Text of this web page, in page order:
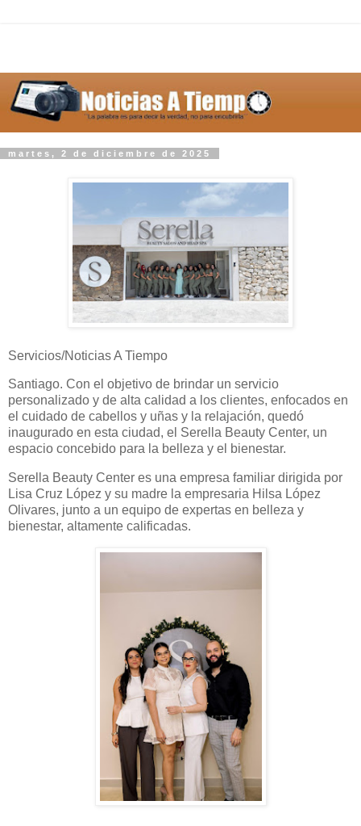
martes, 2 de diciembre de 2025
Servicios/Noticias A Tiempo
Santiago. Con el objetivo de brindar un servicio
personalizado y de alta calidad a los clientes, enfocados en
el cuidado de cabellos y uñas y la relajación, quedó
inaugurado en esta ciudad, el Serella Beauty Center, un
espacio concebido para la belleza y el bienestar.
Serella Beauty Center es una empresa familiar dirigida por
Lisa Cruz López y su madre la empresaria Hilsa López
Olivares, junto a un equipo de expertas en belleza y
bienestar, altamente calificadas.